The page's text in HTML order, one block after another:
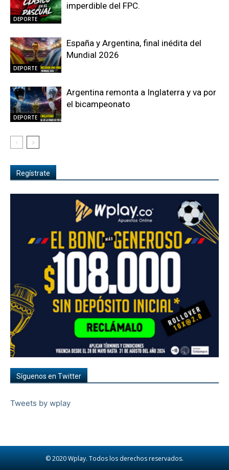
DEPORTE
imperdible del FPC.
DEPORTE
España y Argentina, final inédita del
Mundial 2026
DEPORTE
Argentina remonta a Inglaterra y va por
el bicampeonato
Regístrate
Síguenos en Twitter
Tweets by wplay
© 2020 Wplay. Todos los derechos reservados.